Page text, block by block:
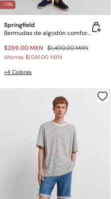
-73%
Springfield
Bermudas de algodón comfort fit
$399.00 MXN $1,490.00 MXN
Ahorras $1,091.00 MXN
+4 Colores